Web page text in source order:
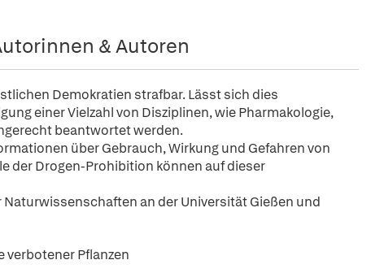
& Autoren
Demokratien strafbar. Lässt sich dies
einer Vielzahl von Disziplinen, wie Pharmakologie,
beantwortet werden.
über Gebrauch, Wirkung und Gefahren von
der Drogen-Prohibition können auf dieser
an der Universität Gießen und
verbotener Pflanzen